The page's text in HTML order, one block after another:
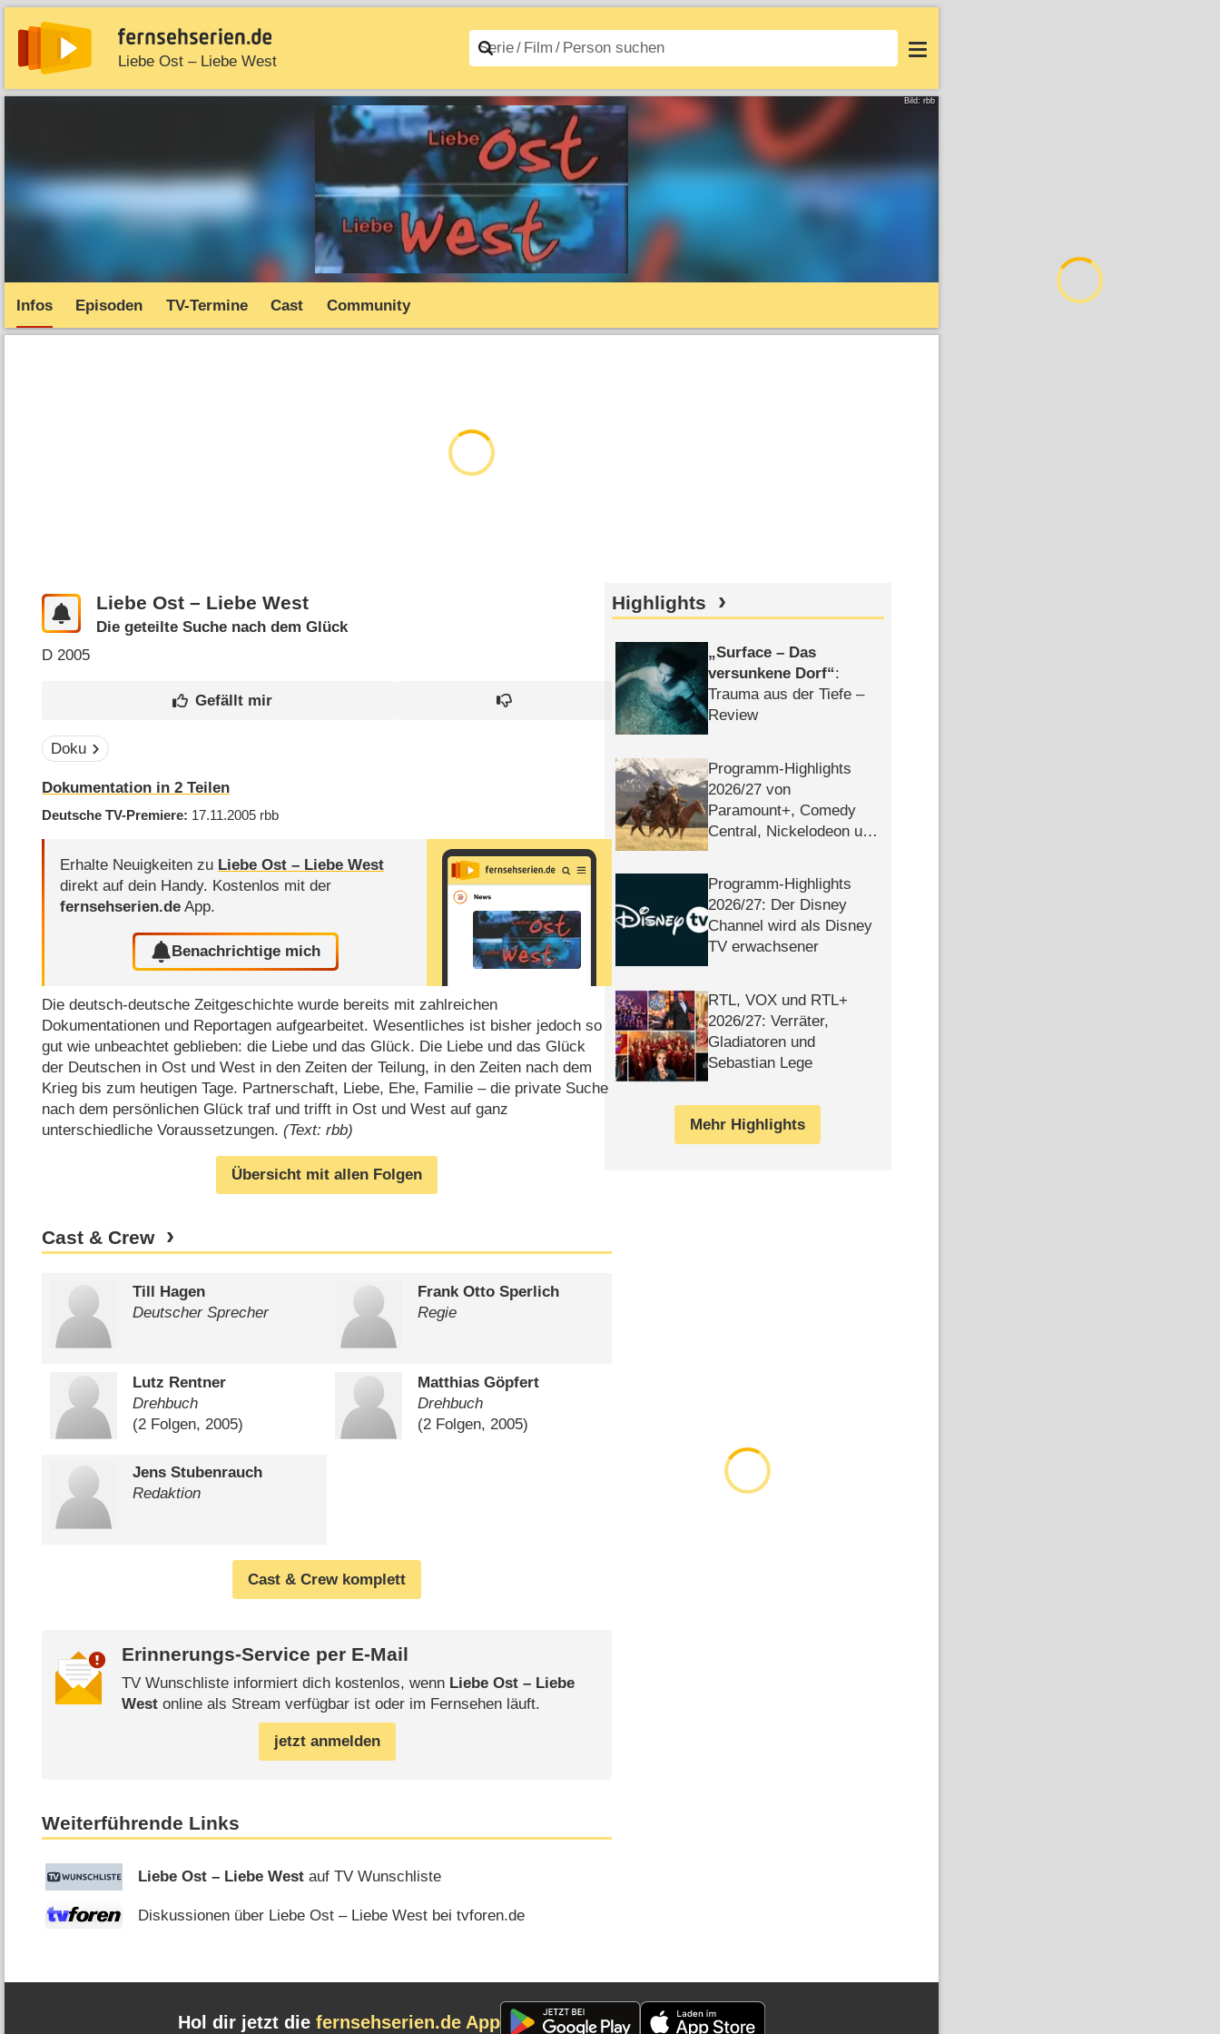
Liebe Ost – Liebe West
News Entdecken Streaming TV-Starts Filme A–Z Login
Bild: rbb
Infos Episoden TV-Termine Cast Community
Liebe Ost – Liebe West
Die geteilte Suche nach dem Glück
D 2005
Doku
Dokumentation in 2 Teilen
Deutsche TV-Premiere 17.11.2005 rbb
Erhalte Neuigkeiten zu Liebe Ost – Liebe West
direkt auf dein Handy. Kostenlos mit der
fernsehserien.de App.
Benachrichtige mich
Die deutsch-deutsche Zeitgeschichte wurde bereits mit zahlreichen
Dokumentationen und Reportagen aufgearbeitet. Wesentliches ist bisher jedoch so
gut wie unbeachtet geblieben: die Liebe und das Glück. Die Liebe und das Glück
der Deutschen in Ost und West in den Zeiten der Teilung, in den Zeiten nach dem
Krieg bis zum heutigen Tage. Partnerschaft, Liebe, Ehe, Familie – die private Suche
nach dem persönlichen Glück traf und trifft in Ost und West auf ganz
unterschiedliche Voraussetzungen.(Text: rbb)
Übersicht mit allen Folgen
Cast & Crew
Till Hagen
Deutscher Sprecher
Frank Otto Sperlich
Regie
Lutz Rentner
Drehbuch
(2 Folgen, 2005)
Matthias Göpfert
Drehbuch
(2 Folgen, 2005)
Jens Stubenrauch
Redaktion
Cast & Crew komplett
Erinnerungs-Service per E-Mail
TV Wunschliste informiert dich kostenlos, wenn Liebe Ost – Liebe
Westonline als Stream verfügbar ist oder im Fernsehen läuft.
jetzt anmelden
Weiterführende Links
Liebe Ost – Liebe West auf TV Wunschliste
Diskussionen über Liebe Ost – Liebe West bei tvforen.de
Highlights
Surface – Das
versunkene Dorf :
Trauma aus der Tiefe –
Review
Programm-Highlights
2026/​27 von
Paramount+, Comedy
Central, Nickelodeon und
Programm-Highlights
2026/​27: Der Disney
Channel wird als Disney
TV erwachsener
RTL, VOX und RTL+
2026/​27: Verräter,
Gladiatoren und
Sebastian Lege
Mehr Highlights
Hol dir jetzt die fernsehserien.de App